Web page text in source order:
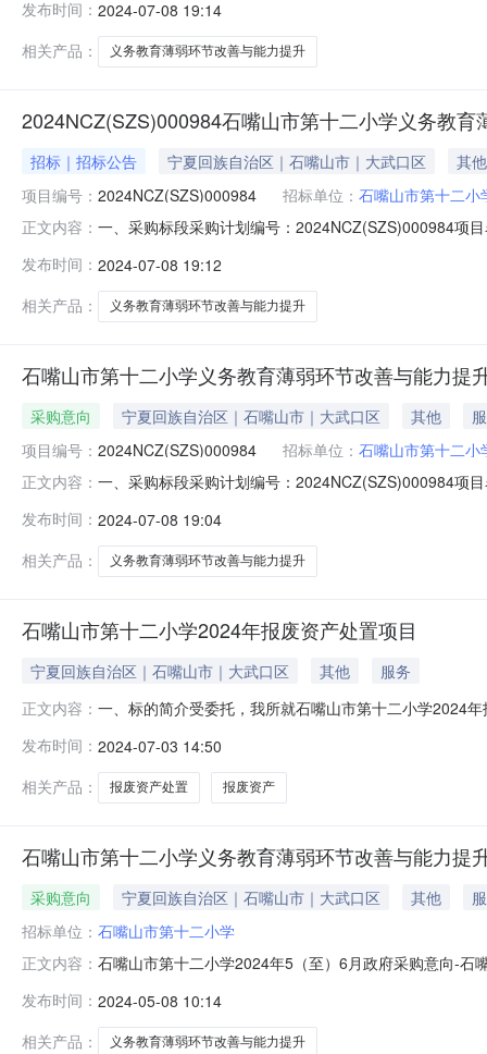
格采购项目：否二、供应商资格条件1.满足《中华人民
事业单位法人证书，
发布时间： 2024-07-08 19:14
相关产品：
义务教育薄弱环节改善与能力提升
2024NCZ(SZS)000984石嘴山市第十二小学义务教
招标｜招标公告 宁夏回族自治区｜石嘴山市｜大武口区
其他
项目编号： 2024NCZ(SZS)000984 招标单位： 石嘴山市第十二小
正文内容： 一、采购标段采购计划编号：2024NCZ(SZS)000984项
格采购项目：否任何供应商、单位或者个人对以上公示
购需求内容的监督，采购人
发布时间： 2024-07-08 19:12
相关产品：
义务教育薄弱环节改善与能力提升
石嘴山市第十二小学义务教育薄弱环节改善与能力提
采购意向 宁夏回族自治区｜石嘴山市｜大武口区 其他
项目编号： 2024NCZ(SZS)000984 招标单位： 石嘴山市第十二小
正文内容： 一、采购标段采购计划编号：2024NCZ(SZS)000984项
格采购项目：否二、供应商资格条件1.满足《中华人民
事业单位法人证书，
发布时间： 2024-07-08 19:04
相关产品：
义务教育薄弱环节改善与能力提升
石嘴山市第十二小学2024年报废资产处置项目
宁夏回族自治区｜石嘴山市｜大武口区 其他
服务
正文内容： 一、标的简介受委托，我所就石嘴山市第十二小学2024
发布时间： 2024-07-03 14:50
相关产品：
报废资产处置 报废资产
石嘴山市第十二小学义务教育薄弱环节改善与能力提
采购意向 宁夏回族自治区｜石嘴山市｜大武口区 其他
招标单位： 石嘴山市第十二小学
正文内容： 石嘴山市第十二小学2024年5（至）6月政府采购意向-石
项目预算金额：100.000000万元(人民币)采购品目：其
2024-06备注：本次公
发布时间： 2024-05-08 10:14
相关产品：
义务教育薄弱环节改善与能力提升